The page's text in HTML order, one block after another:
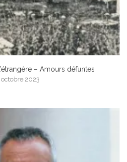
– Amours défuntes
octobre 2023